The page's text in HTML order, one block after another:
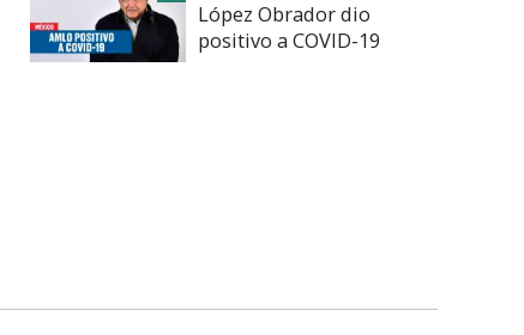
López Obrador dio
positivo a COVID-19